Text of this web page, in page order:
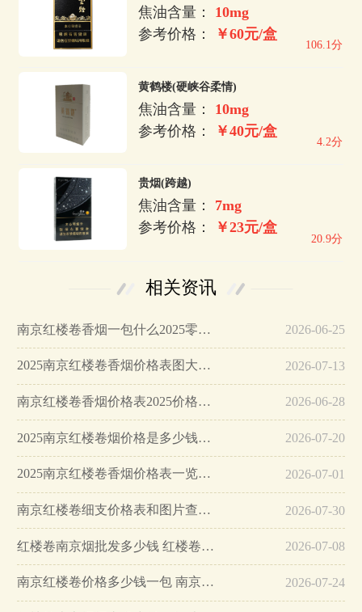
焦油含量： 10mg
参考价格：
￥60元/盒
106.1分
黄鹤楼(硬峡谷柔情)
焦油含量： 10mg
参考价格：
￥40元/盒
4.2分
贵烟(跨越)
焦油含量： 7mg
参考价格：
￥23元/盒
20.9分
相关资讯
南京红楼卷香烟一包什么2025零售价格… 2026-06-25
2025南京红楼卷香烟价格表图大全… 2026-07-13
南京红楼卷香烟价格表2025价格表… 2026-06-28
2025南京红楼卷烟价格是多少钱一包… 2026-07-20
2025南京红楼卷香烟价格表一览… 2026-07-01
南京红楼卷细支价格表和图片查询… 2026-07-30
红楼卷南京烟批发多少钱 红楼卷南京烟批发价查询… 2026-07-08
南京红楼卷价格多少钱一包 南京红楼卷价格表和图片… 2026-07-24